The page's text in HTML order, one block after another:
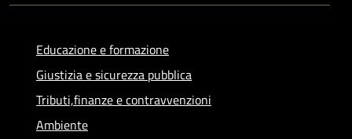
Educazione e formazione
Giustizia e sicurezza pubblica
Tributi,finanze e contravvenzioni
Ambiente